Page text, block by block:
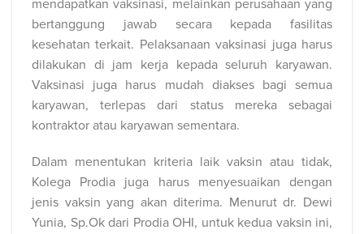
mendapatkan vaksinasi, melainkan perusahaan yang
bertanggung jawab secara kepada fasilitas
kesehatan terkait. Pelaksanaan vaksinasi juga harus
dilakukan di jam kerja kepada seluruh karyawan.
Vaksinasi juga harus mudah diakses bagi semua
karyawan, terlepas dari status mereka sebagai
kontraktor atau karyawan sementara.
Dalam menentukan kriteria laik vaksin atau tidak,
Kolega Prodia juga harus menyesuaikan dengan
jenis vaksin yang akan diterima. Menurut dr. Dewi
Yunia, Sp.Ok dari Prodia OHI, untuk kedua vaksin ini,